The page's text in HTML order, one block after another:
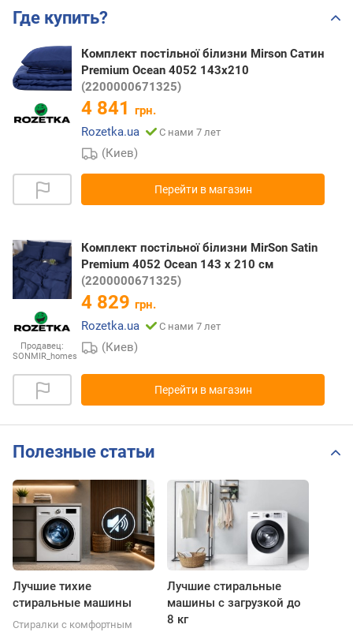
Где купить?
Комплект постільної білизни Mirson Сатин
Premium Ocean 4052 143х210
(2200000671325)
4 841 грн.
Rozetka.ua
С нами 7 лет
(Киев)
Перейти в магазин
Продавец:
SONMIR_homes
Комплект постільної білизни MirSon Satin
Premium 4052 Ocean 143 x 210 см
(2200000671325)
4 829 грн.
Rozetka.ua
С нами 7 лет
(Киев)
Перейти в магазин
Полезные статьи
Лучшие тихие
стиральные машины
Стиралки с комфортным
Лучшие стиральные
машины с загрузкой до
8 кг